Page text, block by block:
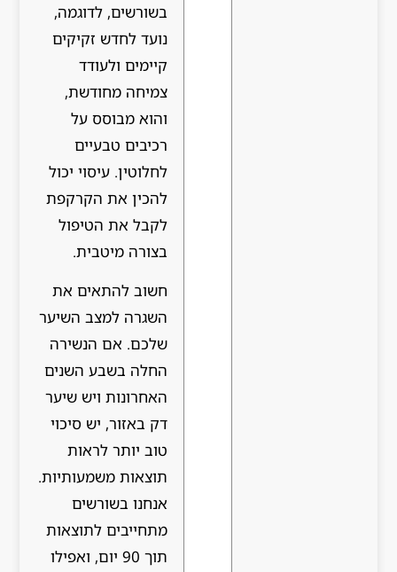
בשורשים, לדוגמה,
נועד לחדש זקיקים
קיימים ולעודד
צמיחה מחודשת,
והוא מבוסס על
רכיבים טבעיים
לחלוטין. עיסוי יכול
להכין את הקרקפת
לקבל את הטיפול
בצורה מיטבית.
חשוב להתאים את
השגרה למצב השיער
שלכם. אם הנשירה
החלה בשבע השנים
האחרונות ויש שיער
דק באזור, יש סיכוי
טוב יותר לראות
תוצאות משמעותיות.
אנחנו בשורשים
מתחייבים לתוצאות
תוך 90 יום, ואפילו